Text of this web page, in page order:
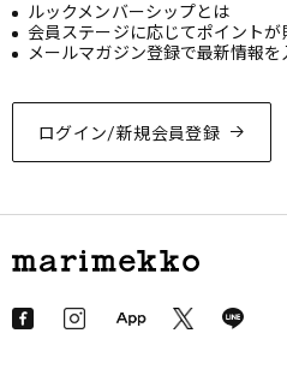
ログイン/新規会員登録
ルックメンバーシップとは
会員ステージに応じてポイントが
メールマガジン登録で最新情報を